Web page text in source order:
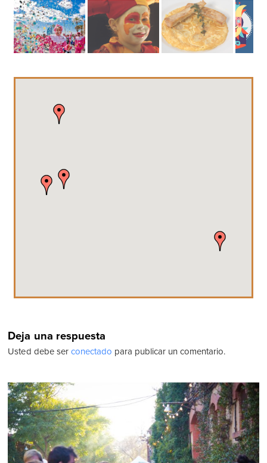
Deja una respuesta
Usted debe ser conectado para publicar un comentario.